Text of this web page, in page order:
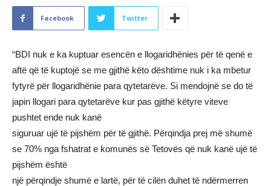
Facebook Twitter
“BDI nuk e ka kuptuar esencën e llogaridhënies për të qenë e
aftë që të kuptojë se me gjithë këto dështime nuk i ka mbetur
fytyrë për llogaridhënie para qytetarëve. Si mendojnë se do të
japin llogari para qytetarëve kur pas gjithë këtyre viteve
pushtet ende nuk kanë
siguruar ujë të pijshëm për të gjithë. Përqindja prej më shumë
se 70% nga fshatrat e komunës së Tetovës që nuk kanë ujë të
pijshëm është
një përqindje shumë e lartë, për të cilën duhet të ndërmerren